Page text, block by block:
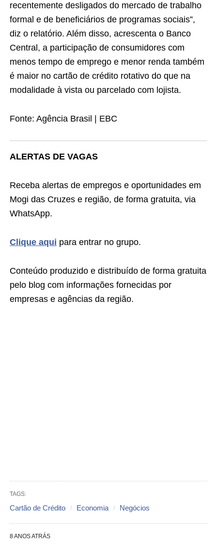
recentemente desligados do mercado de trabalho
formal e de beneficiários de programas sociais”,
diz o relatório. Além disso, acrescenta o Banco
Central, a participação de consumidores com
menos tempo de emprego e menor renda também
é maior no cartão de crédito rotativo do que na
modalidade à vista ou parcelado com lojista.
Fonte: Agência Brasil | EBC
ALERTAS DE VAGAS
Receba alertas de empregos e oportunidades em
Mogi das Cruzes e região, de forma gratuita, via
WhatsApp.
Clique aqui para entrar no grupo.
Conteúdo produzido e distribuído de forma gratuita
pelo blog com informações fornecidas por
empresas e agências da região.
TAGS:
Cartão de Crédito Economia Negócios
8 ANOS ATRÁS